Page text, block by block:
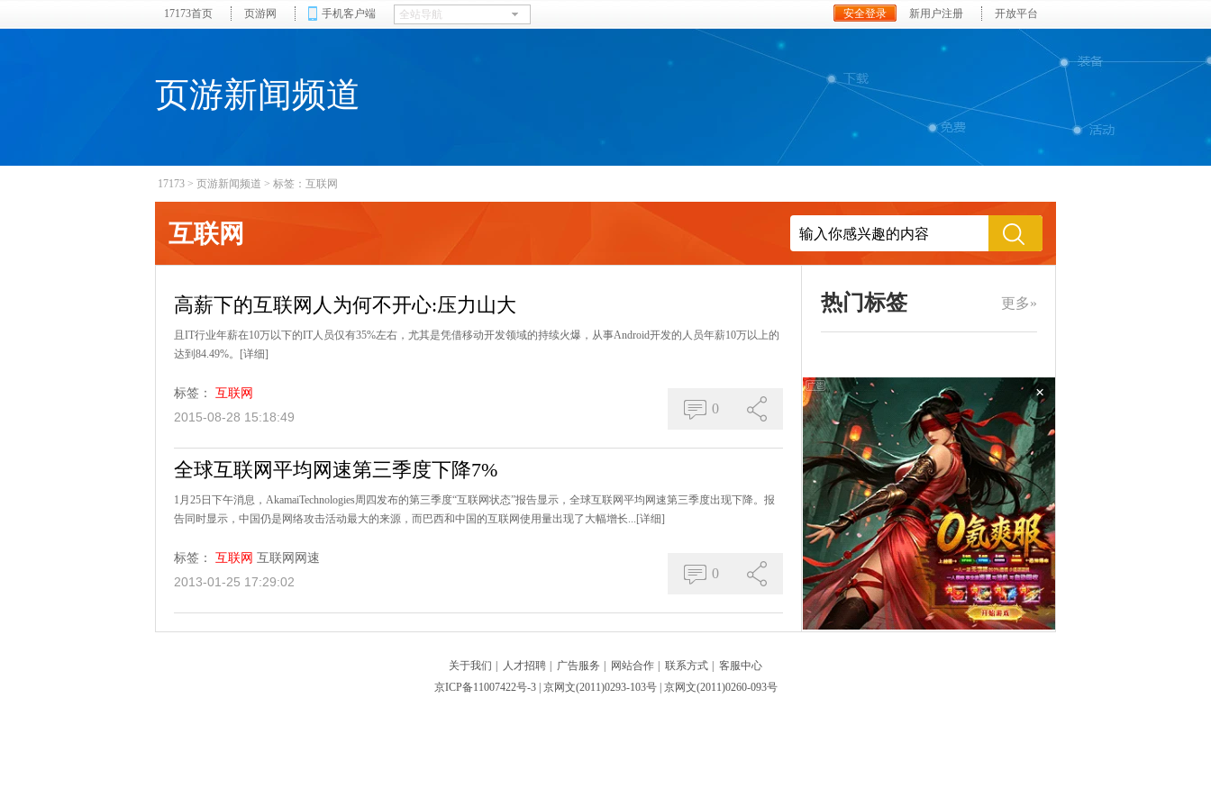
17173首页 页游网 手机客户端 安全登录 新用户注册 开放平台
页游新闻频道
17173 > 页游新闻频道 > 标签：互联网
互联网
高薪下的互联网人为何不开心:压力山大
且IT行业年薪在10万以下的IT人员仅有35%左右，尤其是凭借移动开发领域的持续火爆，从事Android开发的人员年薪10万以上的
达到84.49%。
[详细]
标签： 互联网
2015-08-28 15:18:49
0
全球互联网平均网速第三季度下降7%
1月25日下午消息，AkamaiTechnologies周四发布的第三季度“互联网状态”报告显示，全球互联网平均网速第三季度出现下降。报
告同时显示，中国仍是网络攻击活动最大的来源，而巴西和中国的互联网使用量出现了大幅增长... [详细]
标签： 互联网 互联网网速
2013-01-25 17:29:02
0
更多»
热门标签
×
关于我们 人才招聘 广告服务 网站合作 联系方式
客服中心
京ICP备11007422号-3| 京网文(2011)0293-103号 | 京网文(2011)0260-093号